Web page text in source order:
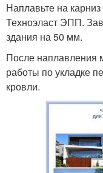
Наплавьте на
Техноэласт ЭПП.
здания на 50 мм.
После наплавления
работы по укладке
кровли.